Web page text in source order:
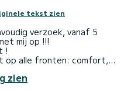
tekst zien
verzoek, vanaf 5
mij op !!!
!
op alle fronten: comfort,
in zijn klasse met zijn zeer
zonnetent. Uitgerust met 1
zien